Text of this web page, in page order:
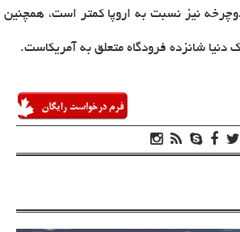
نیز نسبت به اروپا کمتر است، همچنین
دنیا شانزده فرودگاه متعلق به آمریکاست.